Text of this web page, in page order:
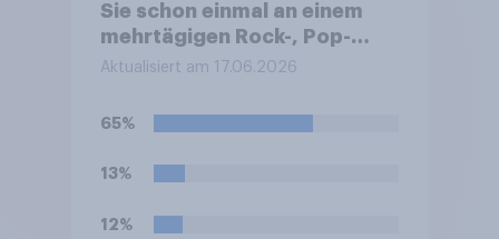
Sie schon einmal an einem
mehrtägigen Rock-, Pop-
oder Metal-Festival mit
B. mit Festivalgelände,
mehreren Bühnen und
mehreren
Aktualisiert am 17.06.2026
65%
13%
12%